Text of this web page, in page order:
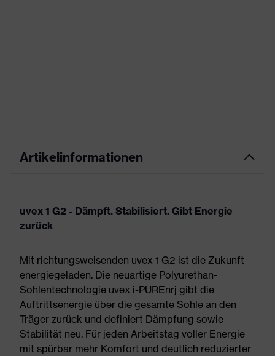
Artikelinformationen
uvex 1 G2 - Dämpft. Stabilisiert. Gibt Energie
zurück
Mit richtungsweisenden uvex 1 G2 ist die Zukunft
energiegeladen. Die neuartige Polyurethan-
Sohlentechnologie uvex i-PUREnrj gibt die
Auftrittsenergie über die gesamte Sohle an den
Träger zurück und definiert Dämpfung sowie
Stabilität neu. Für jeden Arbeitstag voller Energie
mit spürbar mehr Komfort und deutlich reduzierter